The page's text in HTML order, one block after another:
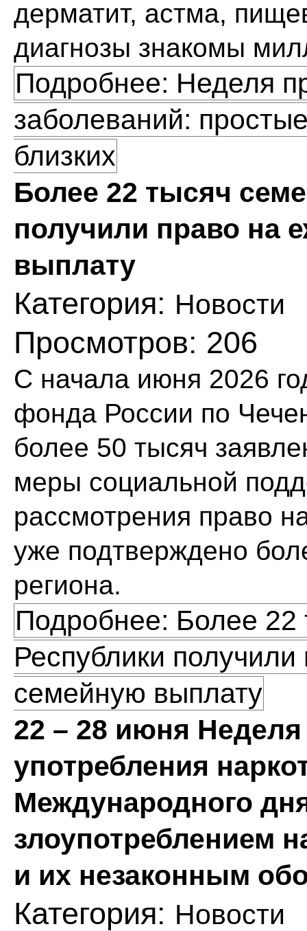
дерматит, астма,
диагнозы знакомы
Подробнее: Неделя
заболеваний:
близких
Более 22 тысяч
получили право на
выплату
Категория: Новости
Просмотров: 206
С начала июня 2026
фонда России по
более 50 тысяч
меры социальной
рассмотрения право
уже подтверждено
региона.
Подробнее: Более 22
Республики
семейную выплату
22 – 28 июня
употребления
Международного
злоупотреблением
и их незаконным
Категория: Новости